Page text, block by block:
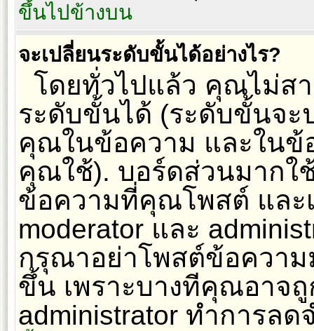
ขึ้นไปข้างบน
จะเปลี่ยนระดับขั้นได้อย่างไร?
โดยทั่วไปแล้ว คุณไม่ส
ระดับขั้นได้ (ระดับขั้นจะ
คุณในข้อความ และใน
คุณใช้). บอร์ดส่วนมากใ
ข้อความที่คุณโพสต์ และ
moderator และ
กรุณาอย่าโพสต์ข้อความ
ขึ้น เพราะบางทีคุณอาจถู
administrator ทำการล